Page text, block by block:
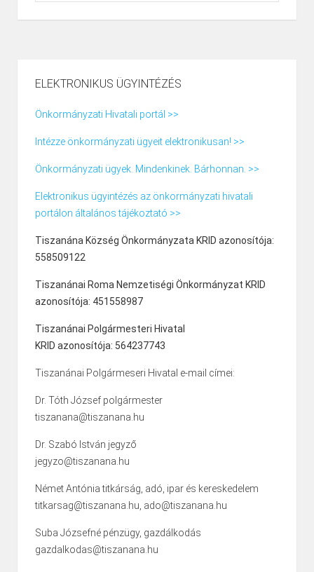
ELEKTRONIKUS ÜGYINTÉZÉS
Önkormányzati Hivatali portál >>
Intézze önkormányzati ügyeit elektronikusan! >>
Önkormányzati ügyek. Mindenkinek. Bárhonnan. >>
Elektronikus ügyintézés az önkormányzati hivatali
portálon általános tájékoztató >>
Tiszanána Község Önkormányzata KRID azonosítója:
558509122
Tiszanánai Roma Nemzetiségi Önkormányzat KRID
azonosítója: 451558987
Tiszanánai Polgármesteri Hivatal
KRID azonosítója: 564237743
Tiszanánai Polgármeseri Hivatal e-mail címei:
Dr. Tóth József polgármester
tiszanana@tiszanana.hu
Dr. Szabó István jegyző
jegyzo@tiszanana.hu
Német Antónia titkárság, adó, ipar és kereskedelem
titkarsag@tiszanana.hu, ado@tiszanana.hu
Suba Józsefné pénzügy, gazdálkodás
gazdalkodas@tiszanana.hu